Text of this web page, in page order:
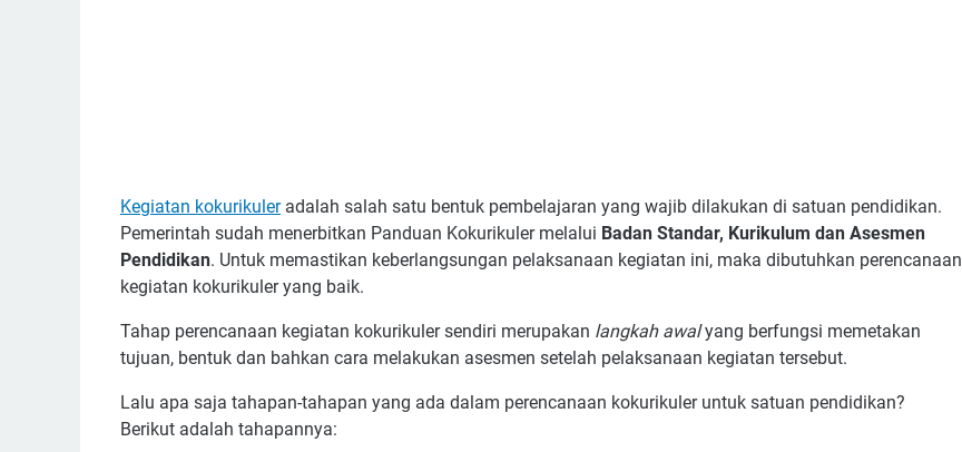
Kegiatan kokurikuleradalah salah satu bentuk pembelajaran yang wajib dilakukan di satuan pendidikan.
Pemerintah sudah menerbitkan Panduan Kokurikuler melalui Badan Standar, Kurikulum dan Asesmen
Pendidikan. Untuk memastikan keberlangsungan pelaksanaan kegiatan ini, maka dibutuhkan perencanaan
kegiatan kokurikuler yang baik.
Tahap perencanaan kegiatan kokurikuler sendiri merupakan langkah awalyang berfungsi memetakan
tujuan, bentuk dan bahkan cara melakukan asesmen setelah pelaksanaan kegiatan tersebut.
Lalu apa saja tahapan-tahapan yang ada dalam perencanaan kokurikuler untuk satuan pendidikan?
Berikut adalah tahapannya: